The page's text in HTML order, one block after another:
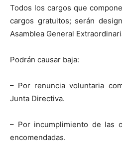
Todos los cargos que
cargos gratuitos; serán
Asamblea General
Podrán causar baja:
– Por renuncia voluntaria
Junta Directiva.
– Por incumplimiento de las
encomendadas.